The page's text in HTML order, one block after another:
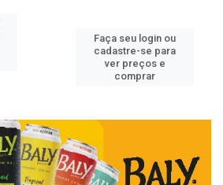
Faça seu login ou
cadastre-se para
ver preços e
comprar